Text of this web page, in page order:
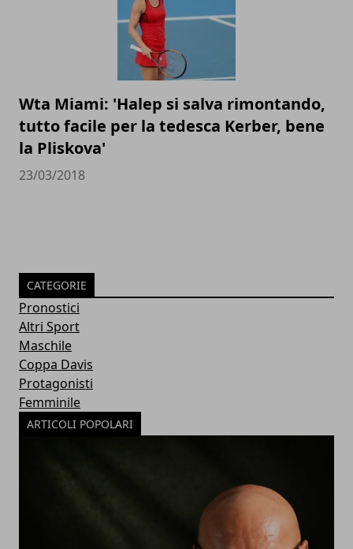
Wta Miami: 'Halep si salva rimontando,
tutto facile per la tedesca Kerber, bene
la Pliskova'
23/03/2018
CATEGORIE
Pronostici
Altri Sport
Maschile
Coppa Davis
Protagonisti
Femminile
ARTICOLI POPOLARI